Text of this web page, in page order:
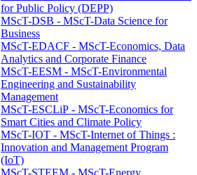
for Public Policy (DEPP)
MScT-DSB - MScT-Data Science for
Business
MScT-EDACF - MScT-Economics, Data
Analytics and Corporate Finance
MScT-EESM - MScT-Environmental
Engineering and Sustainability
Management
MScT-ESCLiP - MScT-Economics for
Smart Cities and Climate Policy
MScT-IOT - MScT-Internet of Things :
Innovation and Management Program
(IoT)
MScT-STEEM - MScT-Energy